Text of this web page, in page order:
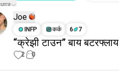
आज
Joe
INFP
कर्क 6 7
“क्रेझी टाउन” बाय बटरफ्लाय
2 0